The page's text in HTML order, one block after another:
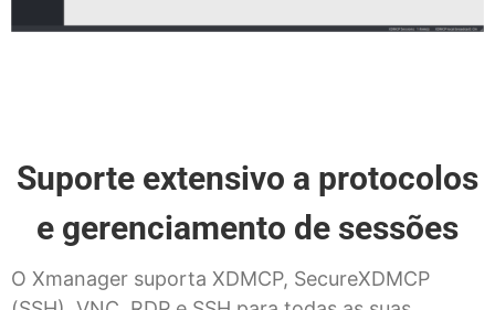
Suporte extensivo a protocolos
e gerenciamento de sessões
O Xmanager suporta XDMCP, SecureXDMCP